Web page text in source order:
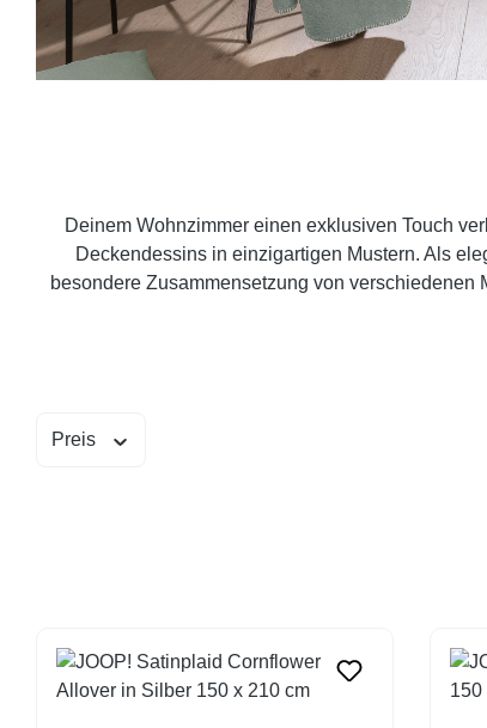
Deinem Wohnzimmer einen exklusiven Touch
Deckendessins in einzigartigen Mustern. Als
besondere Zusammensetzung von
Preis